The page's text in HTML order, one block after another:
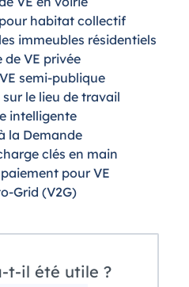
habitat collectif
immeubles résidentiels
de VE privée
semi-publique
sur le lieu de travail
intelligente
la Demande
clés en main
pour VE
Grid (V2G)
t-il été utile ?